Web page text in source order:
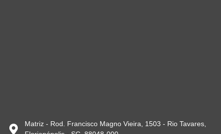
Matriz - Rod. Francisco Magno Vieira, 1503 - Rio Tavares,